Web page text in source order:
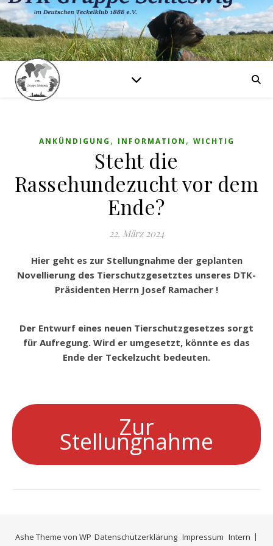
ANKÜNDIGUNG , INFORMATION , WICHTIG
Steht die
Rassehundezucht vor dem
Ende?
22. März 2024
Hier geht es zur Stellungnahme der geplanten
Novellierung des Tierschutzgesetztes unseres DTK-
Präsidenten Herrn Josef Ramacher !
Der Entwurf eines neuen Tierschutzgesetzes sorgt
für Aufregung. Wird er umgesetzt, könnte es das
Ende der Teckelzucht bedeuten.
Zur
Stellungnahme
Datenschutzerklärung Impressum Intern
Ashe Theme von WP